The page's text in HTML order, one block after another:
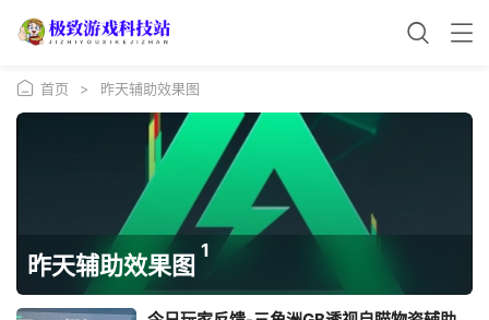
首页 > 昨天辅助效果图
昨天辅助效果图
1